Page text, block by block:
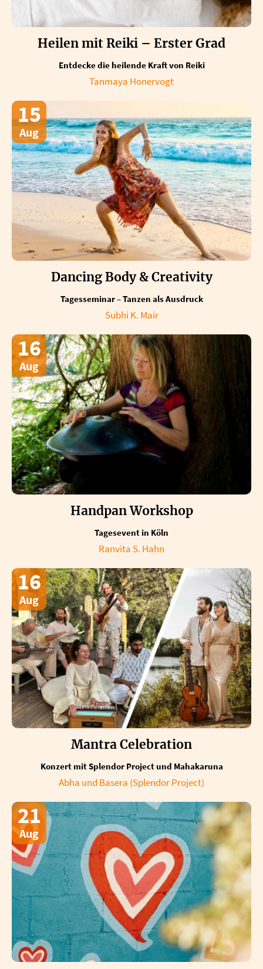
Heilen mit Reiki – Erster Grad
Entdecke die heilende Kraft von Reiki
Tanmaya Honervogt
15
Aug
Dancing Body & Creativity
Tagesseminar – Tanzen als Ausdruck
Subhi K. Mair
16
Aug
Handpan Workshop
Tagesevent in Köln
Ranvita S. Hahn
16
Aug
Mantra Celebration
Konzert mit Splendor Project und Mahakaruna
Abha und Basera (Splendor Project)
21
Aug